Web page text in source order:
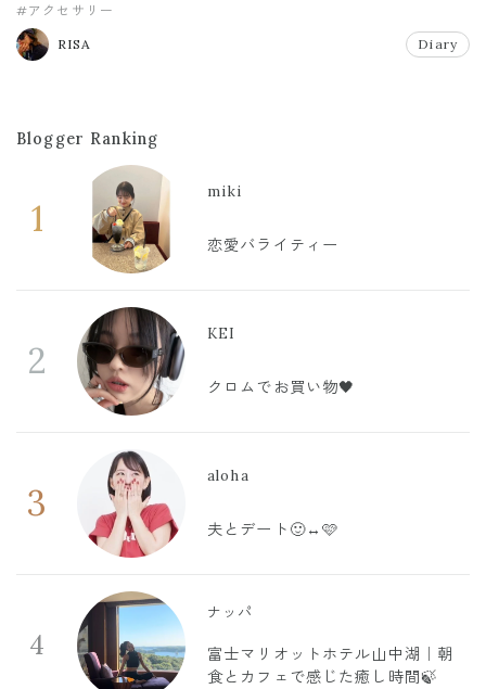
#アクセサリー
RISA Diary
Blogger Ranking
1
miki
恋愛バライティー
2
KEI
クロムでお買い物🖤
3
aloha
夫とデート🙂‍↔️🩷
4
ナッパ
富士マリオットホテル山中湖｜朝
食とカフェで感じた癒し時間🍃